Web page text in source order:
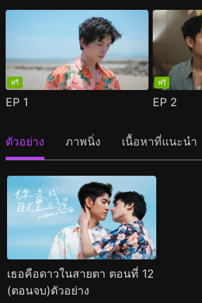
ฟรี
EP 1
ฟรี
EP 2
ตัวอย่าง ภาพนิ่ง เนื้อหาที่แนะนำ
เธอคือดาวในสายตา ตอนที่ 12
(ตอนจบ)ตัวอย่าง